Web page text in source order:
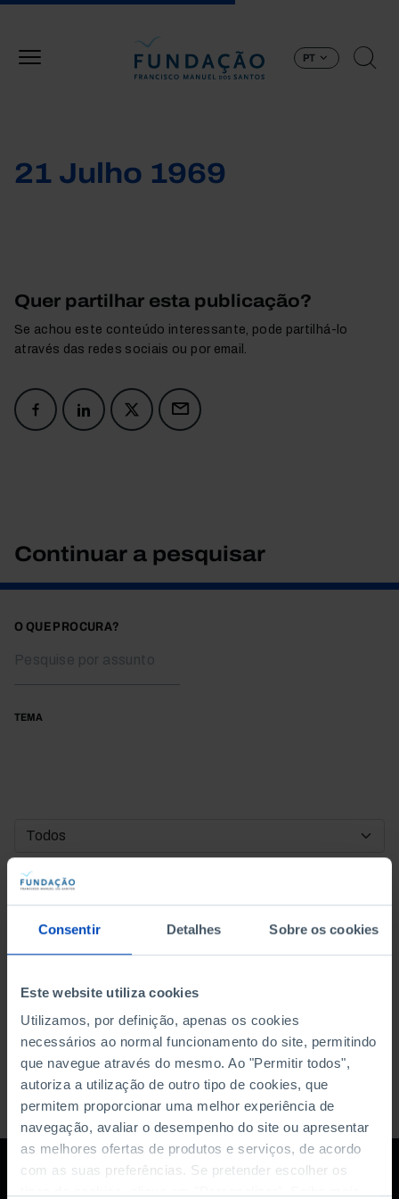
Consentir Detalhes Sobre os cookies
Este website utiliza cookies
Utilizamos, por definição, apenas os cookies
necessários ao normal funcionamento do site, permitindo
que navegue através do mesmo. Ao "Permitir todos",
autoriza a utilização de outro tipo de cookies, que
permitem proporcionar uma melhor experiência de
navegação, avaliar o desempenho do site ou apresentar
as melhores ofertas de produtos e serviços, de acordo
com as suas preferências. Se pretender escolher os
PT
21 Julho 1969
Quer partilhar esta publicação?
Se achou este conteúdo interessante, pode partilhá-lo
através das redes sociais ou por email.
Continuar a pesquisar
O QUE PROCURA?
TEMA
DATA DE INÍCIO
DATA DE FIM